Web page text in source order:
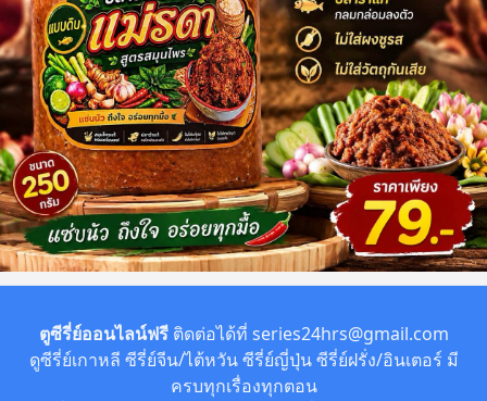
ตูซีรี่ย์ออนไลน์ฟรีติดต่อได้ที่ series24hrs@gmail.com
ดูซีรี่ย์เกาหลี ซีรี่ย์จีน/ไต้หวัน ซีรี่ย์ญี่ปุ่น ซีรี่ย์ฝรั่ง/อินเตอร์ มี
ครบทุกเรื่องทุกตอน